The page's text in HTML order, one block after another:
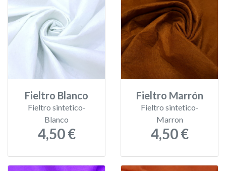
Fieltro Blanco
Fieltro sintetico-
Blanco
4,50 €
Fieltro Marrón
Fieltro sintetico-
Marron
4,50 €